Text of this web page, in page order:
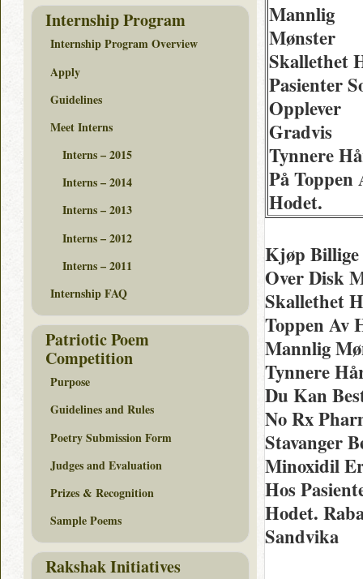
Mannlig
Mønster
Skallethet
Pasienter
Opplever
Gradvis
Tynnere
På Toppen
Hodet.
Kjøp
Over Disk
Skallethet
Toppen Av
Mannlig
Tynnere
Du Kan
No Rx
Stavanger
Minoxidil
Hos
Hodet.
Sandvika
Internship Program
Internship Program Overview
Apply
Guidelines
Meet Interns
Interns – 2015
Interns – 2014
Interns – 2013
Interns – 2012
Interns – 2011
Internship FAQ
Patriotic Poem
Competition
Purpose
Guidelines and Rules
Poetry Submission Form
Judges and Evaluation
Prizes & Recognition
Sample Poems
Rakshak Initiatives